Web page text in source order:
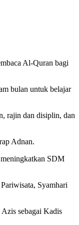
Al-Quran bagi
bulan untuk belajar
rajin dan disiplin, dan
Adnan.
SDM
Syamhari
sebagai Kadis